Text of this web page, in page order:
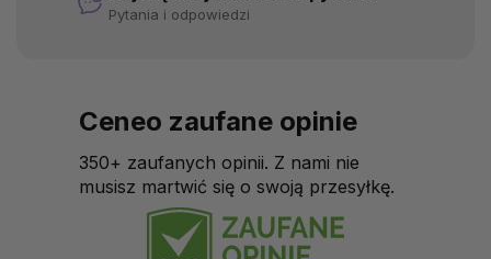
Pytania i odpowiedzi
Ceneo zaufane opinie
350+ zaufanych opinii. Z nami nie
musisz martwić się o swoją przesyłkę.